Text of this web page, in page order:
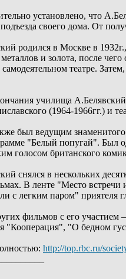
установлено, что
своего дома. От
родился в Москве в
и золота, после
самодеятельном театре.
училища А.Белявский
(1964-1966гг.) и
был ведущим знаменитого
"Белый попугай". Был
голосом британского
снялся в нескольких
В ленте "Место встречи
с легким паром" приятеля
фильмов с его участием
"Кооперация", "О бедном
http://top.rbc.ru/